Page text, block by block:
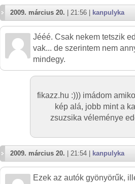
2009. március 20. | 21:56 | kanpulyka
Jééé. Csak nekem tetszik
vak... de szerintem nem
mindegy.
fikazz.hu :))) imádom
kép alá, jobb mint a
zsuzsika véleménye
2009. március 20. | 21:54 | kanpulyka
Ezek az autók gyönyörűk,